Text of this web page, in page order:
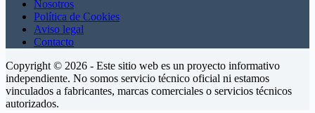
Nosotros
Política de Cookies
Aviso legal
Contacto
Copyright © 2026 - Este sitio web es un proyecto informativo
independiente. No somos servicio técnico oficial ni estamos
vinculados a fabricantes, marcas comerciales o servicios técnicos
autorizados.